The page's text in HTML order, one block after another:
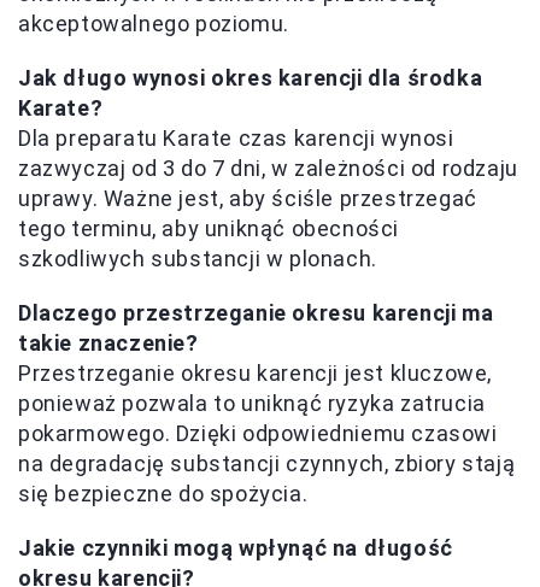
akceptowalnego poziomu.
Jak długo wynosi okres karencji dla środka
Karate?
Dla preparatu Karate czas karencji wynosi
zazwyczaj od 3 do 7 dni, w zależności od rodzaju
uprawy. Ważne jest, aby ściśle przestrzegać
tego terminu, aby uniknąć obecności
szkodliwych substancji w plonach.
Dlaczego przestrzeganie okresu karencji ma
takie znaczenie?
Przestrzeganie okresu karencji jest kluczowe,
ponieważ pozwala to uniknąć ryzyka zatrucia
pokarmowego. Dzięki odpowiedniemu czasowi
na degradację substancji czynnych, zbiory stają
się bezpieczne do spożycia.
Jakie czynniki mogą wpłynąć na długość
okresu karencji?